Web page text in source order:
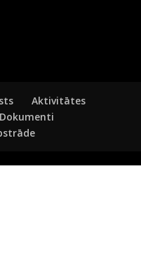
Aktivitātes
Dokumenti